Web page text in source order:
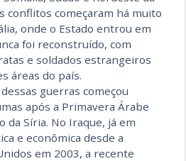
conflitos começaram há muito
onde o Estado entrou em
foi reconstruído, com
e soldados estrangeiros
áreas do país.
guerras começou
após a Primavera Árabe
da Síria. No Iraque, já em
e econômica desde a
em 2003, a recente